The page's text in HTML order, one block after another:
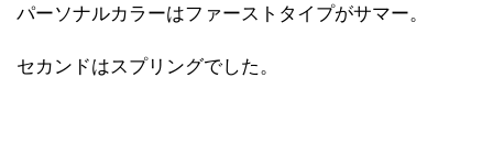
パーソナルカラーはファーストタイプがサマー。
セカンドはスプリングでした。